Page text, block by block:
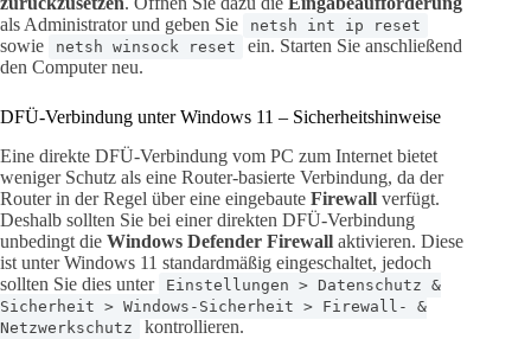
als Administrator und geben Sie
netsh int ip reset
sowie netsh winsock reset
ein. Starten Sie anschließend
den Computer neu.
DFÜ-Verbindung unter Windows 11 – Sicherheitshinweise
Eine direkte DFÜ-Verbindung vom PC zum Internet bietet
weniger Schutz als eine Router-basierte Verbindung, da der
Router in der Regel über eine eingebaute Firewall verfügt.
Deshalb sollten Sie bei einer direkten DFÜ-Verbindung
unbedingt die Windows Defender Firewall aktivieren. Diese
ist unter Windows 11 standardmäßig eingeschaltet, jedoch
sollten Sie dies unter
Einstellungen > Datenschutz &
Sicherheit > Windows-Sicherheit > Firewall- &
Netzwerkschutz
kontrollieren.